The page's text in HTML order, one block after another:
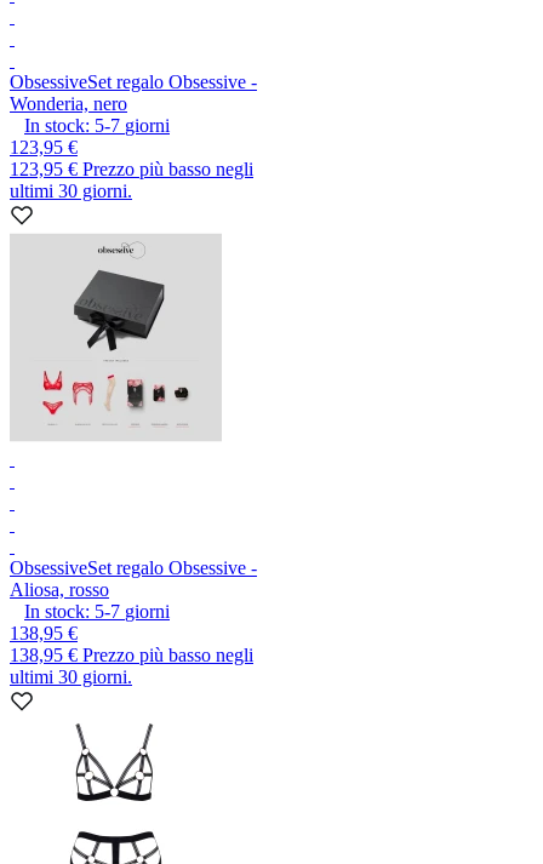
ObsessiveSet regalo Obsessive -
Wonderia, nero
In stock: 5-7 giorni
123,95 €
123,95 € Prezzo più basso negli
ultimi 30 giorni.
ObsessiveSet regalo Obsessive -
Aliosa, rosso
In stock: 5-7 giorni
138,95 €
138,95 € Prezzo più basso negli
ultimi 30 giorni.